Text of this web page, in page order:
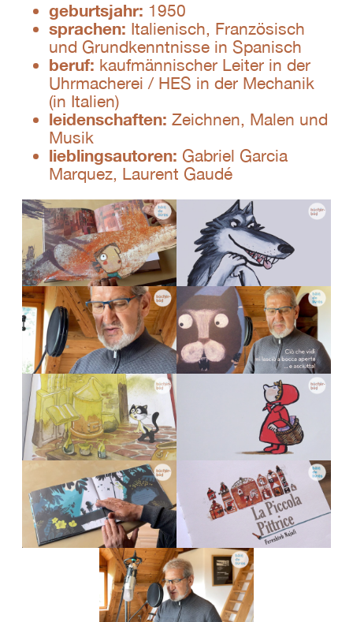
geburtsjahr: 1950
sprachen: Italienisch, Französisch
und Grundkenntnisse in Spanisch
beruf: kaufmännischer Leiter in der
Uhrmacherei / HES in der Mechanik
(in Italien)
leidenschaften: Zeichnen, Malen und
Musik
lieblingsautoren: Gabriel Garcia
Marquez, Laurent Gaudé